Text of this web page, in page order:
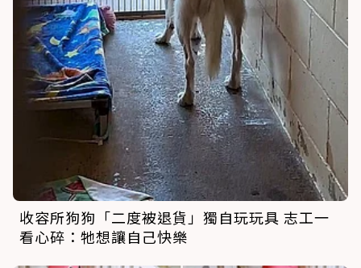
收容所狗狗「二度被退貨」獨自玩玩具 志工一
看心碎：牠想讓自己快樂